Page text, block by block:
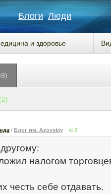
Блоги Люди
и здоровье
(2)
/ Блог им. Azovskiy 2
налогом
честь себе отдавать.